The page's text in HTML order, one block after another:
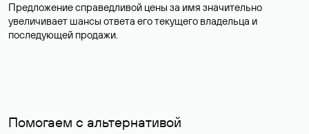
Предложение справедливой цены за имя значительно
увеличивает шансы ответа его текущего владельца и
последующей продажи.
Помогаем с альтернативой